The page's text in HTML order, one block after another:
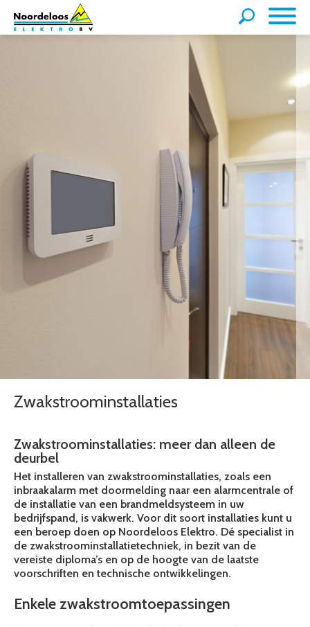
Zwakstroominstallaties
Zwakstroominstallaties: meer dan alleen de
deurbel
Het installeren van zwakstroominstallaties, zoals een
inbraakalarm met doormelding naar een alarmcentrale of
de installatie van een brandmeldsysteem in uw
bedrijfspand, is vakwerk. Voor dit soort installaties kunt u
een beroep doen op Noordeloos Elektro. Dé specialist in
de zwakstroominstallatietechniek, in bezit van de
vereiste diploma’s en op de hoogte van de laatste
voorschriften en technische ontwikkelingen.
Enkele zwakstroomtoepassingen